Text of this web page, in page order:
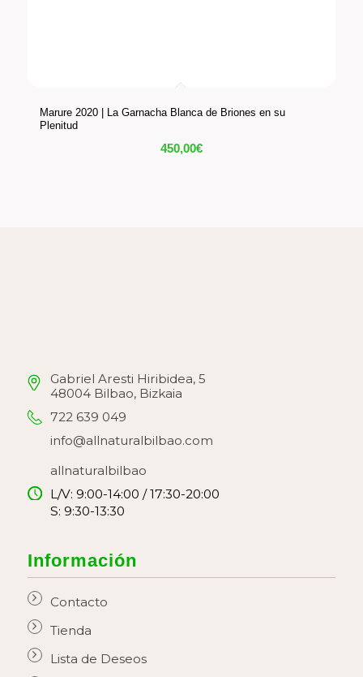
Marure 2020 | La Garnacha Blanca de Briones en su
Plenitud
450,00€
Gabriel Aresti Hiribidea, 5
48004 Bilbao, Bizkaia
722 639 049
info@allnaturalbilbao.com
allnaturalbilbao
L/V: 9:00-14:00 / 17:30-20:00
S: 9:30-13:30
Información
Contacto
Tienda
Lista de Deseos